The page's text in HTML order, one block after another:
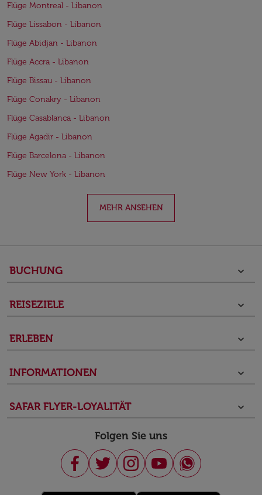
Flüge Montreal - Libanon
Flüge Lissabon - Libanon
Flüge Abidjan - Libanon
Flüge Accra - Libanon
Flüge Bissau - Libanon
Flüge Conakry - Libanon
Flüge Casablanca - Libanon
Flüge Agadir - Libanon
Flüge Barcelona - Libanon
Flüge New York - Libanon
MEHR ANSEHEN
BUCHUNG keyboard_arrow_down
REISEZIELE keyboard_arrow_down
ERLEBEN keyboard_arrow_down
INFORMATIONEN keyboard_arrow_down
SAFAR FLYER-LOYALITÄT keyboard_arrow_down
Folgen Sie uns